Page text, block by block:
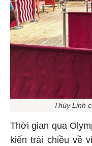
Thùy Linh
Thời gian qua
kiến trái chiều về